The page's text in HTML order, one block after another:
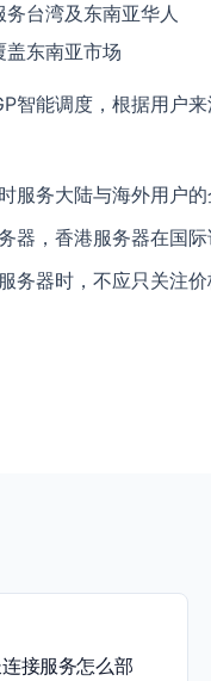
务台湾及东南亚华人
盖东南亚市场
智能调度，根据用户
服务大陆与海外用户
器，香港服务器在国
务器时，不应只关注
接服务怎么部